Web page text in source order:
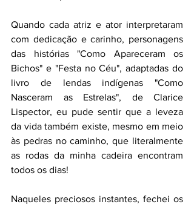
Quando cada atriz e ator interpretaram
com dedicação e carinho, personagens
das histórias "Como Apareceram os
Bichos" e "Festa no Céu", adaptadas do
livro de lendas indígenas "Como
Nasceram as Estrelas", de Clarice
Lispector, eu pude sentir que a leveza
da vida também existe, mesmo em meio
às pedras no caminho, que literalmente
as rodas da minha cadeira encontram
todos os dias!
Naqueles preciosos instantes, fechei os